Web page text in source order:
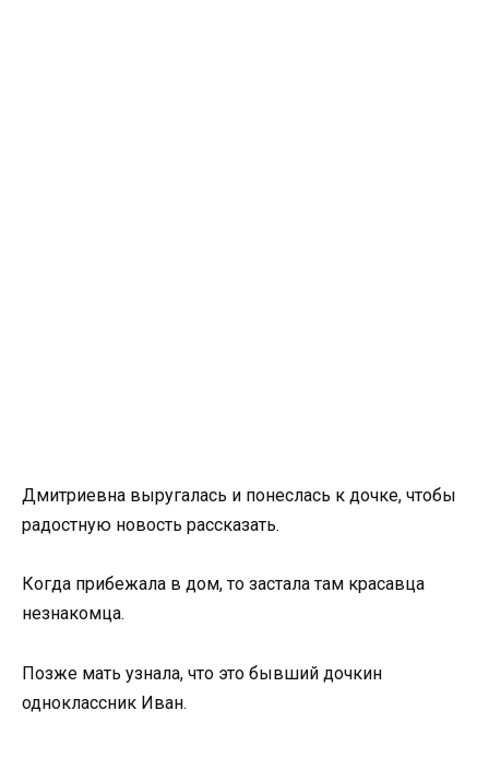
Дмитриевна выругалась и понеслась к дочке, чтобы
радостную новость рассказать.
Когда прибежала в дом, то застала там красавца
незнакомца.
Позже мать узнала, что это бывший дочкин
одноклассник Иван.